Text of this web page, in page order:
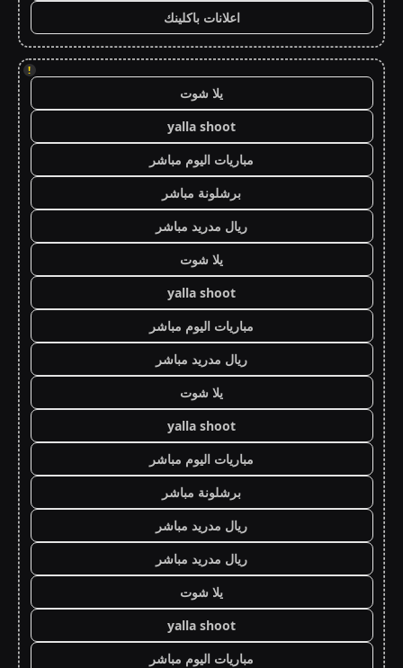
اعلانات باكلينك
!
يلا شوت
yalla shoot
مباريات اليوم مباشر
برشلونة مباشر
ريال مدريد مباشر
يلا شوت
yalla shoot
مباريات اليوم مباشر
ريال مدريد مباشر
يلا شوت
yalla shoot
مباريات اليوم مباشر
برشلونة مباشر
ريال مدريد مباشر
ريال مدريد مباشر
يلا شوت
yalla shoot
مباريات اليوم مباشر